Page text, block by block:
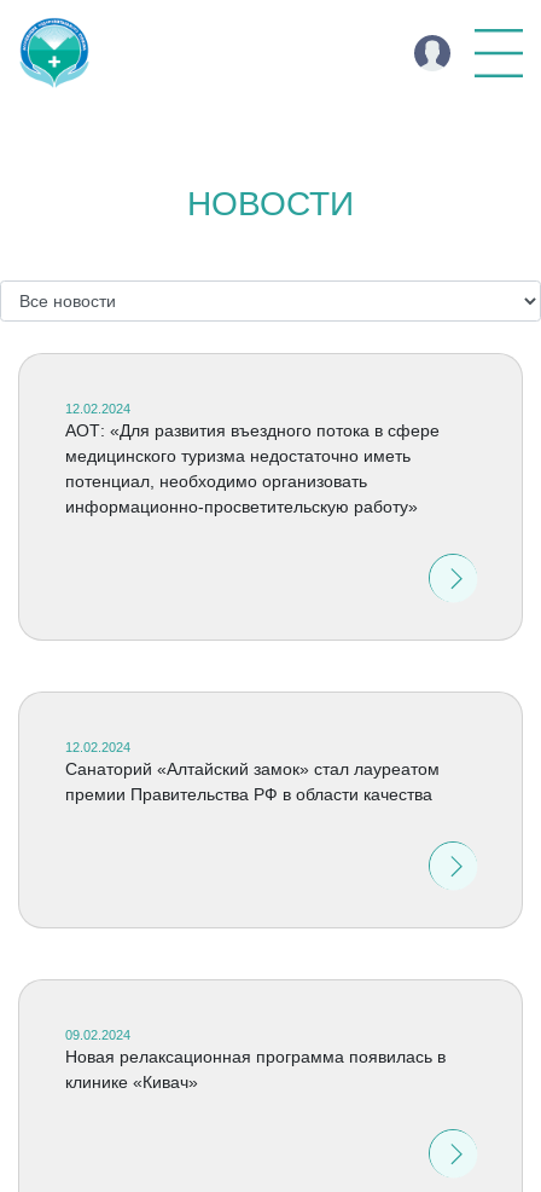
НОВОСТИ
12.02.2024
АОТ: «Для развития въездного потока в сфере
медицинского туризма недостаточно иметь
потенциал, необходимо организовать
информационно-просветительскую работу»
12.02.2024
Санаторий «Алтайский замок» стал лауреатом
премии Правительства РФ в области качества
09.02.2024
Новая релаксационная программа появилась в
клинике «Кивач»